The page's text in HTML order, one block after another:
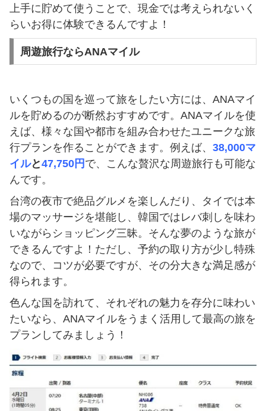
上手に貯めて使うことで、現金では考えられないく
らいお得に体験できるんですよ！
周遊旅行ならANAマイル
いくつもの国を巡って旅をしたい方には、ANAマイ
ルを貯めるのが断然おすすめです。ANAマイルを使
えば、様々な国や都市を組み合わせたユニークな旅
行プランを作ることができます。例えば、 38,000マ
イルと47,750円 で、こんな贅沢な周遊旅行も可能な
んです。
台湾の夜市で絶品グルメを楽しんだり、タイでは本
場のマッサージを堪能し、韓国ではレバ刺しを味わ
いながらショッピング三昧。そんな夢のような旅が
できるんですよ！ただし、予約の取り方が少し特殊
なので、コツが必要ですが、その分大きな満足感が
得られます。
色んな国を訪れて、それぞれの魅力を存分に味わい
たいなら、ANAマイルをうまく活用して最高の旅を
プランしてみましょう！